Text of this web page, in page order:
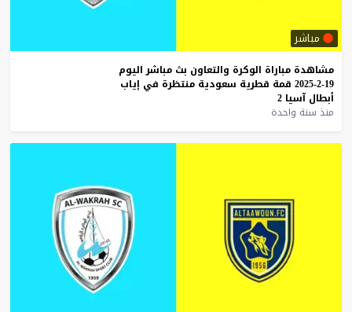
مباشر
مشاهدة مباراة الوكرة والتعاون بث مباشر اليوم
19-2-2025
قمة قطرية سعودية منتظرة في إياب
أبطال آسيا 2
منذ سنة واحدة